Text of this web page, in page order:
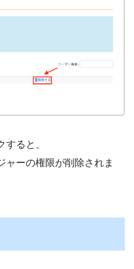
すると、
ャーの権限が削除されま